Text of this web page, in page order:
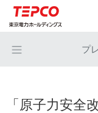
プ
「原子力安全